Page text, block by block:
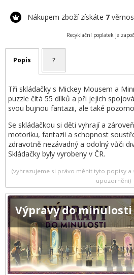
Nákupem zboží získáte 7
Recyklační poplatek je
Popis ?
Tři skládačky s Mickey Mousem a
puzzle čítá 55 dílků a při jejich
svou bujnou fantazii, ale také
Se skládačkou si děti vyhrají a
motoriku, fantazii a schopnost
zdravotně nezávadný a odolný vůči
Skládačky byly vyrobeny v ČR.
(vyhrazujeme si právo měnit tyto popisy
upozornění)
Výpravy do minulosti